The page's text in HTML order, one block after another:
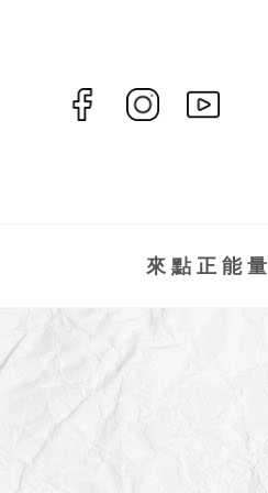
來點正能量